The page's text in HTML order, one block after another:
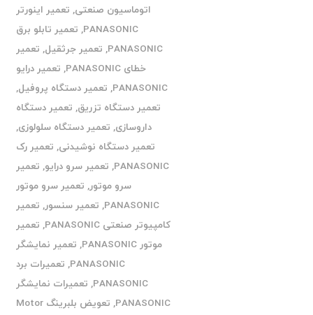
اتوماسیون صنعتی, تعمیر اینورتر
PANASONIC
, تعمیر تابلو برق
PANASONIC
, تعمیر جرثقیل, تعمیر
خطای PANASONIC
, تعمیر درایو
PANASONIC
, تعمیر دستگاه پروفیل,
تعمیر دستگاه تزریق, تعمیر دستگاه
داروسازی, تعمیر دستگاه سلولوزی,
تعمیر دستگاه نوشیدنی, تعمیر رک
PANASONIC
, تعمیر سرو درایو, تعمیر
سرو موتور, تعمیر سرو موتور
PANASONIC
, تعمیر سنسور, تعمیر
کامپیوتر صنعتی PANASONIC
, تعمیر
موتور PANASONIC
, تعمیر نمایشگر
PANASONIC
, تعمیرات برد
PANASONIC
, تعمیرات نمایشگر
PANASONIC
,
تعویض بلبرینگ Motor